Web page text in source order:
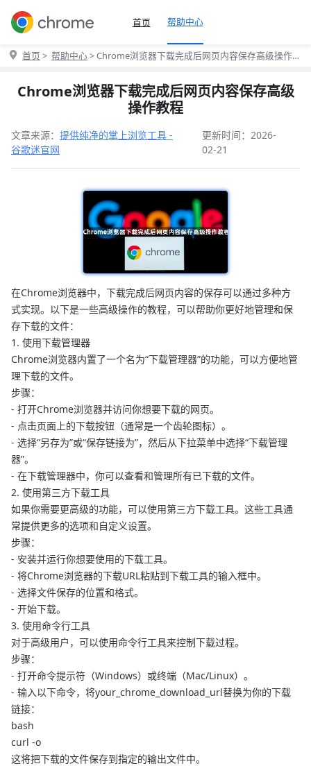
首页 帮助中心
首页 > 帮助中心> Chrome浏览器下载完成后网页内容保存高级操作
Chrome浏览器下载完成后网页内容保存高级
操作教程
文章来源： 提供纯净的掌上浏览工具 -
谷歌迷官网
更新时间：2026-
02-21
在Chrome浏览器中，下载完成后网页内容的保存可以通过多种方
式实现。以下是一些高级操作的教程，可以帮助你更好地管理和保
存下载的文件：
1. 使用下载管理器
Chrome浏览器内置了一个名为“下载管理器”的功能，可以方便地管
理下载的文件。
步骤：
- 打开Chrome浏览器并访问你想要下载的网页。
- 点击页面上的下载按钮（通常是一个齿轮图标）。
- 选择“另存为”或“保存链接为”，然后从下拉菜单中选择“下载管理
器”。
- 在下载管理器中，你可以查看和管理所有已下载的文件。
2. 使用第三方下载工具
如果你需要更高级的功能，可以使用第三方下载工具。这些工具通
常提供更多的选项和自定义设置。
步骤：
- 安装并运行你想要使用的下载工具。
- 将Chrome浏览器的下载URL粘贴到下载工具的输入框中。
- 选择文件保存的位置和格式。
- 开始下载。
3. 使用命令行工具
对于高级用户，可以使用命令行工具来控制下载过程。
步骤：
- 打开命令提示符（Windows）或终端（Mac/Linux）。
- 输入以下命令，将your_chrome_download_url替换为你的下载
链接：
bash
curl -o
这将把下载的文件保存到指定的输出文件中。